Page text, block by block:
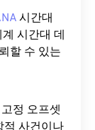
시간대
시간대 데
할 수 있는
정 오프셋
적 사건이나